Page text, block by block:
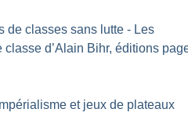
de classes sans lutte - Les
classe d’Alain Bihr, éditions
et jeux de plateaux